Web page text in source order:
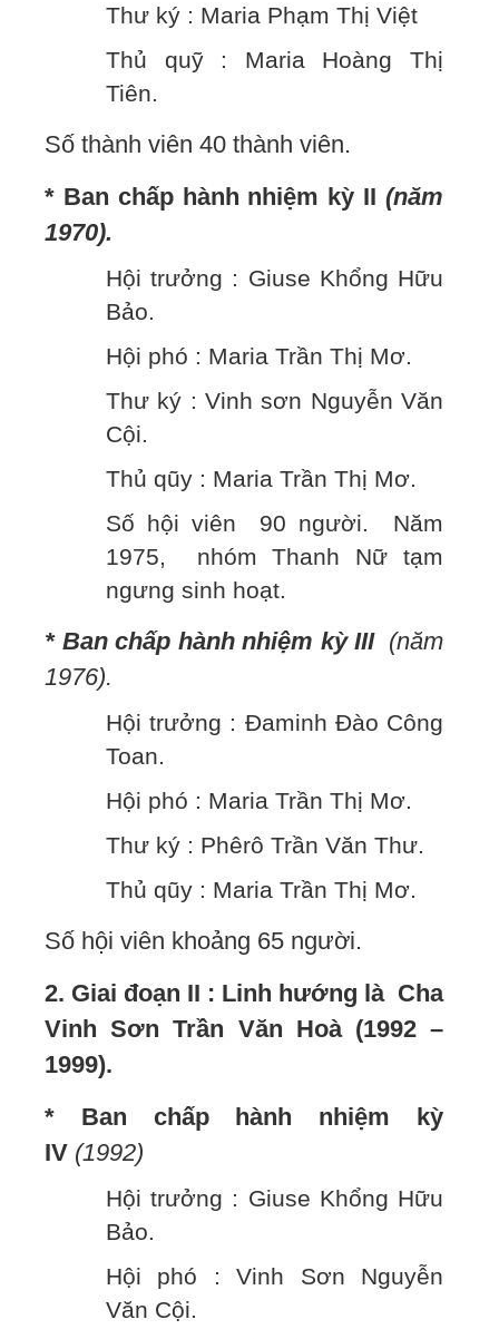
Thư ký : Maria Phạm Thị Việt
Thủ quỹ : Maria Hoàng Thị
Tiên.
Số thành viên 40 thành viên.
* Ban chấp hành nhiệm kỳ II (năm
1970).
Hội trưởng : Giuse Khổng Hữu
Bảo.
Hội phó : Maria Trần Thị Mơ.
Thư ký : Vinh sơn Nguyễn Văn
Cội.
Thủ qũy : Maria Trần Thị Mơ.
Số hội viên 90 người. Năm
1975, nhóm Thanh Nữ tạm
ngưng sinh hoạt.
* Ban chấp hành nhiệm kỳ III (năm
1976).
Hội trưởng : Đaminh Đào Công
Toan.
Hội phó : Maria Trần Thị Mơ.
Thư ký : Phêrô Trần Văn Thư.
Thủ qũy : Maria Trần Thị Mơ.
Số hội viên khoảng 65 người.
2. Giai đoạn II : Linh hướng là Cha
Vinh Sơn Trần Văn Hoà (1992 –
1999).
* Ban chấp hành nhiệm kỳ
IV (1992)
Hội trưởng : Giuse Khổng Hữu
Bảo.
Hội phó : Vinh Sơn Nguyễn
Văn Cội.